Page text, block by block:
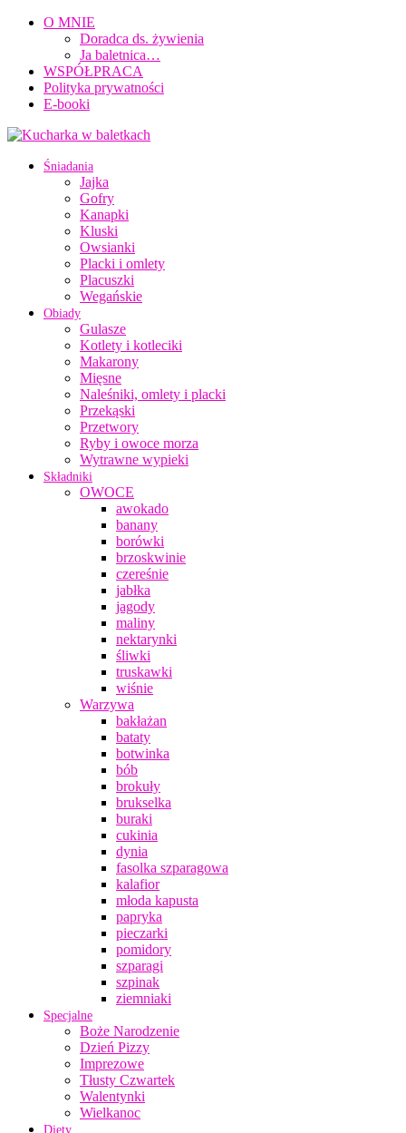
O MNIE
Doradca ds. żywienia
Ja baletnica…
WSPÓŁPRACA
Polityka prywatności
E-booki
Śniadania
Jajka
Gofry
Kanapki
Kluski
Owsianki
Placki i omlety
Placuszki
Wegańskie
Obiady
Gulasze
Kotlety i kotleciki
Makarony
Mięsne
Naleśniki, omlety i placki
Przekąski
Przetwory
Ryby i owoce morza
Wytrawne wypieki
Składniki
OWOCE
awokado
banany
borówki
brzoskwinie
czereśnie
jabłka
jagody
maliny
nektarynki
śliwki
truskawki
wiśnie
Warzywa
bakłażan
bataty
botwinka
bób
brokuły
brukselka
buraki
cukinia
dynia
fasolka szparagowa
kalafior
młoda kapusta
papryka
pieczarki
pomidory
szparagi
szpinak
ziemniaki
Specjalne
Boże Narodzenie
Dzień Pizzy
Imprezowe
Tłusty Czwartek
Walentynki
Wielkanoc
Diety